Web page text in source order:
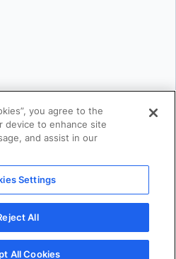
Inc.全著作権所有
)
プライバシー
Settings
you agree to the
device to enhance site
and assist in our
Settings
All
All Cookies